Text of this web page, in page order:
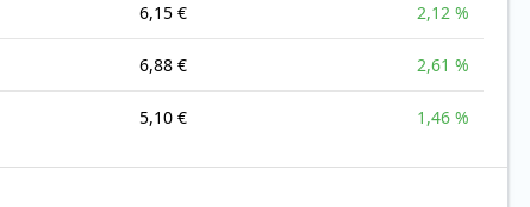
6,15 € 2,12 %
6,88 € 2,61 %
5,10 € 1,46 %